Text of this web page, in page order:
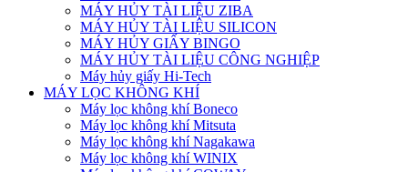
MÁY HỦY TÀI LIỆU ZIBA
MÁY HỦY TÀI LIỆU SILICON
MÁY HỦY GIẤY BINGO
MÁY HỦY TÀI LIỆU CÔNG NGHIỆP
Máy hủy giấy Hi-Tech
MÁY LỌC KHÔNG KHÍ
Máy lọc không khí Boneco
Máy lọc không khí Mitsuta
Máy lọc không khí Nagakawa
Máy lọc không khí WINIX